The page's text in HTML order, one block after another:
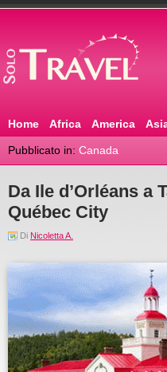
Home Africa America
Pubblicato in: Canada
Da Ile d’Orléans
Québec City
Di Nicoletta A.